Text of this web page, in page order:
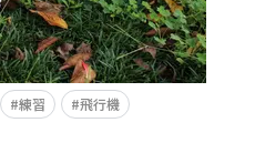
練習 飛行機